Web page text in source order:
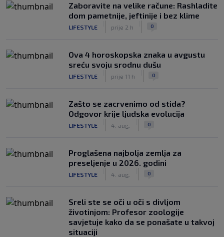
Zaboravite na velike račune: Rashladite
dom pametnije, jeftinije i bez klime
LIFESTYLE prije 2 h 0
Ova 4 horoskopska znaka u avgustu
sreću svoju srodnu dušu
LIFESTYLE prije 11 h 0
Zašto se zacrvenimo od stida?
Odgovor krije ljudska evolucija
LIFESTYLE 4. aug. 0
Proglašena najbolja zemlja za
preseljenje u 2026. godini
LIFESTYLE 4. aug. 0
Sreli ste se oči u oči s divljom
životinjom: Profesor zoologije
savjetuje kako da se ponašate u takvoj
situaciji